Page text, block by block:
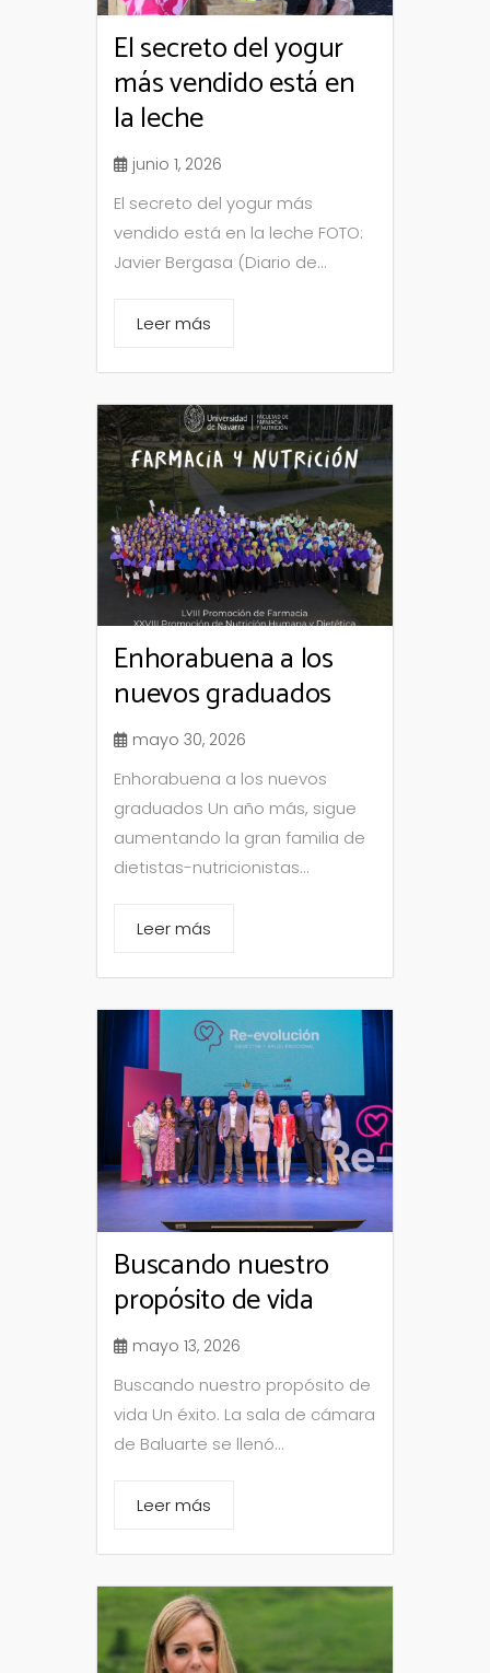
El secreto del yogur
más vendido está en
la leche
junio 1, 2026
El secreto del yogur más
vendido está en la leche FOTO:
Javier Bergasa (Diario de...
Leer más
Enhorabuena a los
nuevos graduados
mayo 30, 2026
Enhorabuena a los nuevos
graduados Un año más, sigue
aumentando la gran familia de
dietistas-nutricionistas...
Leer más
Buscando nuestro
propósito de vida
mayo 13, 2026
Buscando nuestro propósito de
vida Un éxito. La sala de cámara
de Baluarte se llenó...
Leer más